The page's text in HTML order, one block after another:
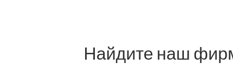
Найдите наш